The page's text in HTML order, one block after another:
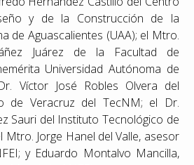
y de la Construcción de la
de Aguascalientes (UAA); el Mtro.
Juárez de la Facultad de
Universidad Autónoma de
Víctor José Robles Olvera del
de Veracruz del TecNM; el Dr.
Sauri del Instituto Tecnológico de
Mtro. Jorge Hanel del Valle, asesor
y Eduardo Montalvo Mancilla,